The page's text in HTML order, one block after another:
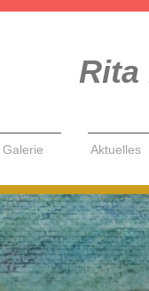
Rita
Galerie Aktuelles